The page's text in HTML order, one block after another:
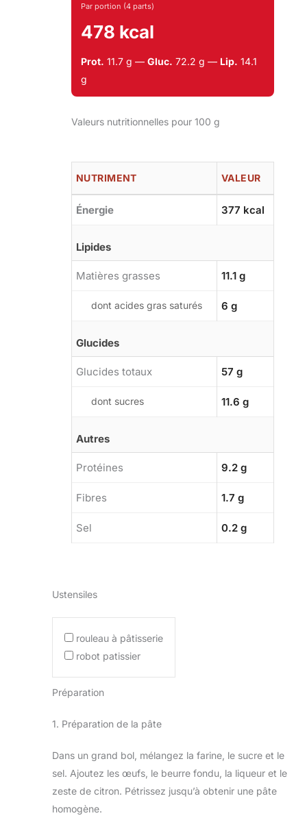
Par portion (4 parts)
478 kcal
Prot. 11.7 g — Gluc. 72.2 g — Lip. 14.1
g
Valeurs nutritionnelles pour 100 g
NUTRIMENT VALEUR
Énergie 377 kcal
Lipides
Matières grasses 11.1 g
dont acides gras saturés 6 g
Glucides
Glucides totaux 57 g
dont sucres 11.6 g
Autres
Protéines 9.2 g
Fibres 1.7 g
Sel 0.2 g
Ustensiles
rouleau à pâtisserie
robot patissier
Préparation
1. Préparation de la pâte
Dans un grand bol, mélangez la farine, le sucre et le
sel. Ajoutez les œufs, le beurre fondu, la liqueur et le
zeste de citron. Pétrissez jusqu’à obtenir une pâte
homogène.